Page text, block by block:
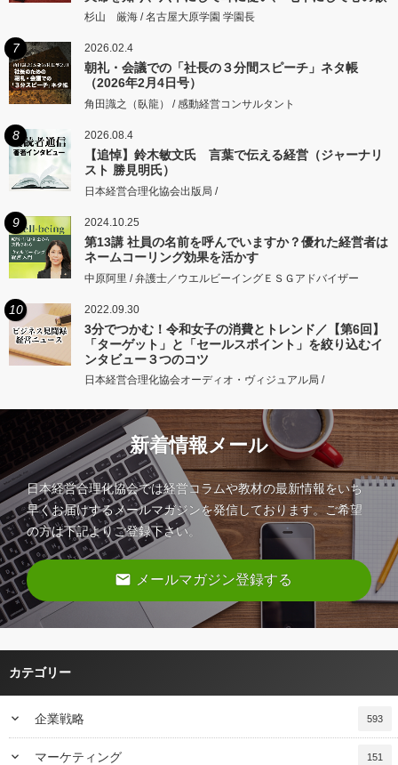
するところに従いて矩をこえず。
杉山 厳海 / 名古屋大原学園 学園長
7 2026.02.4
朝礼・会議での「社長の３分間スピーチ」ネタ帳
（2026年2月4日号）
角田識之（臥龍） / 感動経営コンサルタント
8 2026.08.4
【追悼】鈴木敏文氏 言葉で伝える経営（ジャーナリ
スト 勝見明氏）
日本経営合理化協会出版局 /
9 2024.10.25
第13講 社員の名前を呼んでいますか？優れた経営者は
ネームコーリング効果を活かす
中原阿里 / 弁護士／ウエルビーイングＥＳＧアドバイザー
10 2022.09.30
3分でつかむ！令和女子の消費とトレンド／【第6回】
「ターゲット」と「セールスポイント」を絞り込むイ
ンタビュー３つのコツ
日本経営合理化協会オーディオ・ヴィジュアル局 /
新着情報メール
日本経営合理化協会では経営コラムや教材の最新情報をいち
早くお届けするメールマガジンを発信しております。ご希望
の方は下記よりご登録下さい。
email メールマガジン登録する
カテゴリー
keyboard_arrow_down 企業戦略 593
keyboard_arrow_down マーケティング 151